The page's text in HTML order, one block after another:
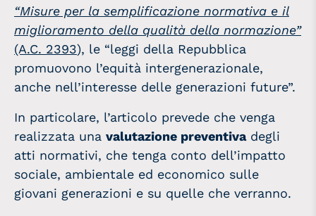
“Misure per la semplificazione normativa e il
miglioramento della qualità della normazione”
(A.C. 2393), le “leggi della Repubblica
promuovono l’equità intergenerazionale,
anche nell’interesse delle generazioni future”.
In particolare, l’articolo prevede che venga
realizzata una valutazione preventivadegli
atti normativi, che tenga conto dell’impatto
sociale, ambientale ed economico sulle
giovani generazioni e su quelle che verranno.